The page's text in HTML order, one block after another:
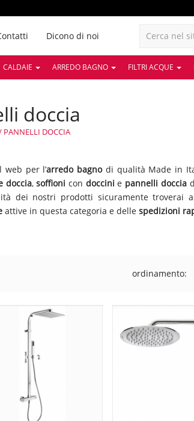
Dicono di noi
CALDAIE ARREDO BAGNO FILTRI ACQUE
doccia
PANNELLI DOCCIA
web per l’arredo bagnodi qualità Made in
doccia,soffioni con doccinie pannelli doccia
dei nostri prodotti sicuramente troverai
attive in questa categoria e delle spedizioni
ordinamento: